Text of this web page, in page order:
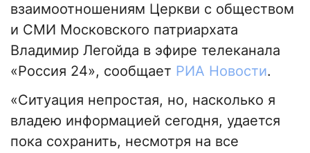
взаимоотношениям Церкви с обществом
и СМИ Московского патриархата
Владимир Легойда в эфире телеканала
«Россия 24», сообщает РИА Новости.
«Ситуация непростая, но, насколько я
владею информацией сегодня, удается
пока сохранить, несмотря на все